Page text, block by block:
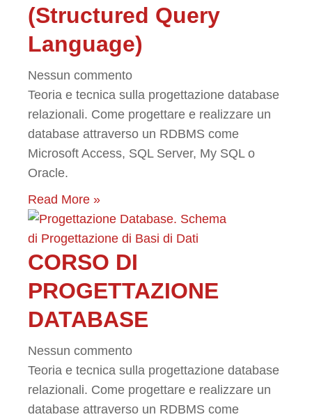
(Structured Query
Language)
Nessun commento
Teoria e tecnica sulla progettazione database
relazionali. Come progettare e realizzare un
database attraverso un RDBMS come
Microsoft Access, SQL Server, My SQL o
Oracle.
Read More »
CORSO DI
PROGETTAZIONE
DATABASE
Nessun commento
Teoria e tecnica sulla progettazione database
relazionali. Come progettare e realizzare un
database attraverso un RDBMS come